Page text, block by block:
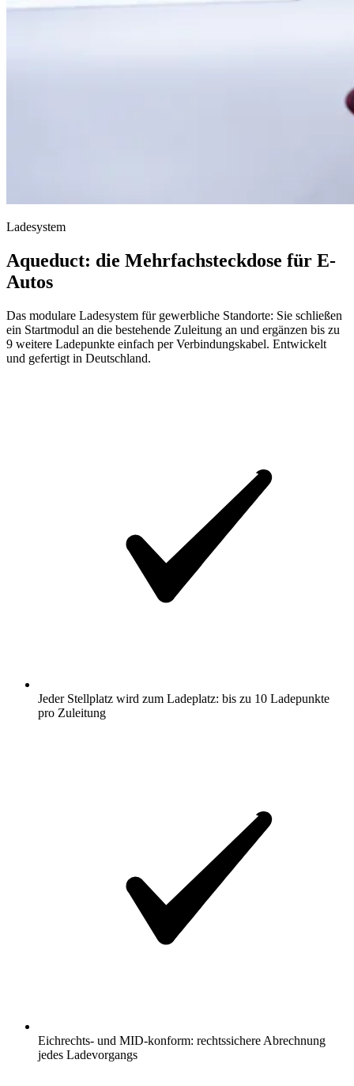
Ladesystem
Aqueduct: die Mehrfachsteckdose für E-
Autos
Das modulare Ladesystem für gewerbliche Standorte: Sie schließen
ein Startmodul an die bestehende Zuleitung an und ergänzen bis zu
9 weitere Ladepunkte einfach per Verbindungskabel. Entwickelt
und gefertigt in Deutschland.
Jeder Stellplatz wird zum Ladeplatz: bis zu 10 Ladepunkte
pro Zuleitung
Eichrechts- und MID-konform: rechtssichere Abrechnung
jedes Ladevorgangs